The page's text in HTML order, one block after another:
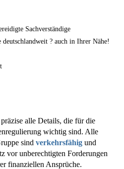
Sachverständige
deutschlandweit ? auch in Ihrer Nähe!
alle Details, die für die
wichtig sind. Alle
sind verkehrsfähig und
vor unberechtigten Forderungen
finanziellen Ansprüche.